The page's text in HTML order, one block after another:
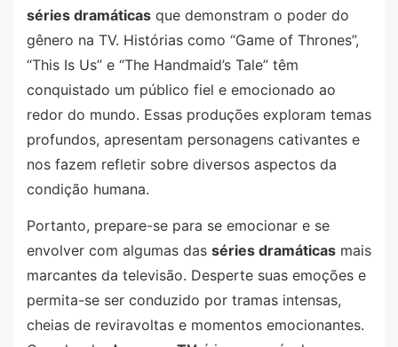
séries dramáticas que demonstram o poder do
gênero na TV. Histórias como “Game of Thrones”,
“This Is Us” e “The Handmaid’s Tale” têm
conquistado um público fiel e emocionado ao
redor do mundo. Essas produções exploram temas
profundos, apresentam personagens cativantes e
nos fazem refletir sobre diversos aspectos da
condição humana.
Portanto, prepare-se para se emocionar e se
envolver com algumas das séries dramáticas mais
marcantes da televisão. Desperte suas emoções e
permita-se ser conduzido por tramas intensas,
cheias de reviravoltas e momentos emocionantes.